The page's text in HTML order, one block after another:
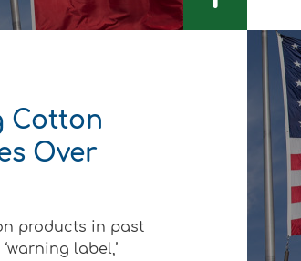
Cotton
Over
products in past
label,’